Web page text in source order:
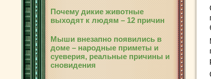
Почему дикие животные
выходят к людям – 12 причин
Мыши внезапно появились в
доме – народные приметы и
суеверия, реальные причины и
сновидения